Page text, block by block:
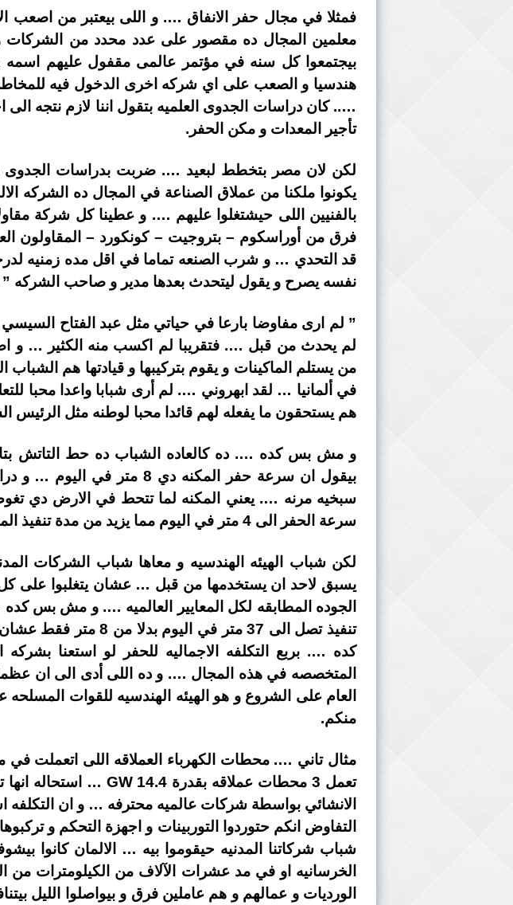
فمثلا في مجال حفر الانفاق …. و اللى بيعتبر من اصعب
معلمين المجال ده مقصور على عدد محدد من الشركات و
هندسيا و الصعب على اي شركه اخرى الدخول فيه
….. كان دراسات الجدوى العلميه بتقول اننا لازم نتجه
تأجير المعدات و مكن الحفر.
يكونوا ملكنا من عملاق الصناعة في المجال ده الشركه
فرق من أوراسكوم – بتروجيت – كونكورد – المقاولون
قد التحدي … و شرب الصنعه تماما في اقل مده زمنيه
نفسه يصرح و يقول ليتحدث بعدها مدير و صاحب الشركه ”
” لم ارى مفاوضا بارعا في حياتي مثل عبد الفتاح
لم يحدث من قبل …. فتقريبا لم اكسب منه الكثير
من يستلم الماكينات و يقوم بتركيبها و قيادتها هم
في ألمانيا … لقد ابهروني …. لم أرى شبابا واعدا محبا
هم يستحقون ما يفعله لهم قائدا محبا لوطنه مثل
و مش بس كده …. ده كالعاده الشباب ده حط التاتش
بيقول ان سرعة حفر المكنه
سبخيه مرنه …. يعني المكنه لما تتحط في الارض دي
سرعة الحفر الى 4 متر في اليوم مما يزيد من مدة تنفيذ المشروع الى اكثر من 5 سنوات.
لكن شباب الهيئه الهندسيه و معاها شباب الشركات
يسبق لاحد ان يستخدمها من قبل … عشان يتغلبوا على كل
الجوده المطابقه لكل المعايير العالميه …. و مش بس
تنفيذ تصل الى 37 متر
كده …. بربع التكلفه الاجماليه للحفر لو استعنا
العام على الشروع و هو الهيئه الهندسيه للقوات
منكم.
مثال تاني …. محطات الكهرباء العملاقه اللى اتعملت
التفاوض انكم حتوردوا التوربينات و اجهزة التحكم و
شباب شركاتنا المدنيه حيقوموا بيه … الالمان كانوا
الخرسانيه او في مد عشرات الآلاف من الكيلومترات
الورديات و عمالهم و هم عاملين فرق و بيواصلوا الليل